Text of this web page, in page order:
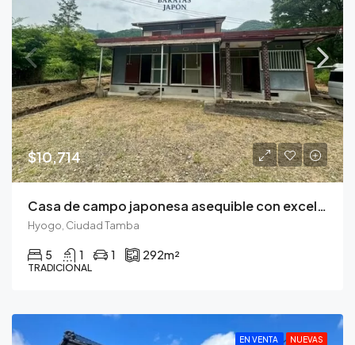
$10,714
Casa de campo japonesa asequible con excelente acceso a Osaka y Kobe
Hyogo, Ciudad Tamba
5 1 1 292m²
TRADICIONAL
EN VENTA NUEVAS